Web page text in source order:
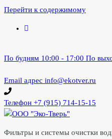
Перейти к содержимому
По будням 10:00 - 17:00 По
Email адрес info@ekotver.ru
Телефон +7 (915) 714-15-15
Фильтры и системы очистки